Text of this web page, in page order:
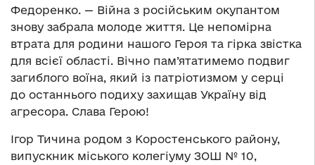
Федоренко. — Війна з російським окупантом
знову забрала молоде життя. Це непомірна
втрата для родини нашого Героя та гірка звістка
для всієї області. Вічно пам’ятатимемо подвиг
загиблого воїна, який із патріотизмом у серці
до останнього подиху захищав Україну від
агресора. Слава Герою!
Ігор Тичина родом з Коростенського району,
випускник міського колегіуму ЗОШ № 10,